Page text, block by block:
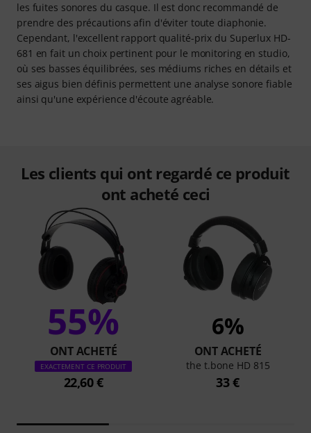
les fuites sonores du casque. Il est donc recommandé de
prendre des précautions afin d'éviter toute diaphonie.
Cependant, l'excellent rapport qualité-prix du Superlux HD-
681 en fait un choix pertinent pour le monitoring en studio,
où ses basses équilibrées, ses médiums riches en détails et
ses aigus bien définis permettent une analyse sonore fiable
ainsi qu'une expérience d'écoute agréable.
Les clients qui ont regardé ce produit
ont acheté ceci
55%
ONT ACHETÉ
EXACTEMENT CE PRODUIT
22,60 €
6%
ONT ACHETÉ
the t.bone HD 815
33 €